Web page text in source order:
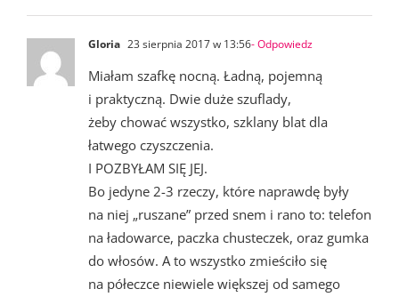
Gloria 23 sierpnia 2017 w 13:56- Odpowiedz
Miałam szafkę nocną. Ładną, pojemną
i praktyczną. Dwie duże szuflady,
żeby chować wszystko, szklany blat dla
łatwego czyszczenia.
I POZBYŁAM SIĘ JEJ.
Bo jedyne 2-3 rzeczy, które naprawdę były
na niej „ruszane” przed snem i rano to: telefon
na ładowarce, paczka chusteczek, oraz gumka
do włosów. A to wszystko zmieściło się
na półeczce niewiele większej od samego